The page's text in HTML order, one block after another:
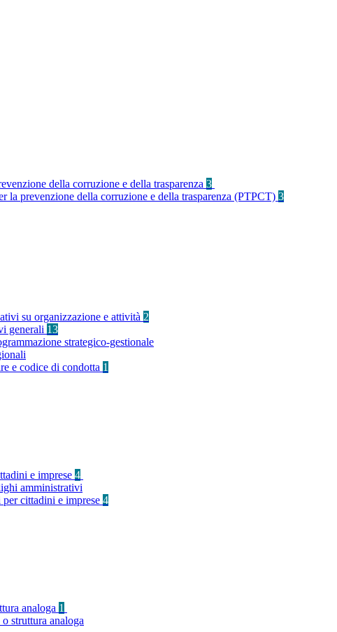
della corruzione e della trasparenza 3
la prevenzione della corruzione e della trasparenza (PTPCT) 3
su organizzazione e attività 2
generali 13
strategico-gestionale
e codice di condotta 1
e imprese 4
amministrativi
cittadini e imprese 4
analoga 1
struttura analoga